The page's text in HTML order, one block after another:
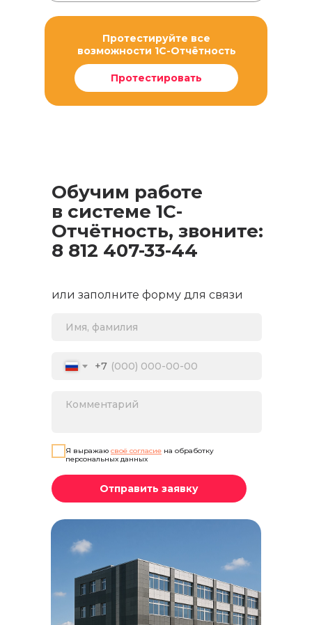
Протестируйте все
возможности 1С-Отчётность
Протестировать
+7
Я выражаю своё согласие на обработку
персональных данных
Отправить заявку
Обучим работе
в системе 1С-
Отчётность, звоните:
8 812 407-33-44
или заполните форму для связи